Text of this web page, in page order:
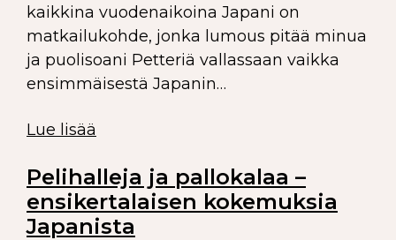
kaikkina vuodenaikoina Japani on
matkailukohde, jonka lumous pitää minua
ja puolisoani Petteriä vallassaan vaikka
ensimmäisestä Japanin…
Lue lisää
Pelihalleja ja pallokalaa –
ensikertalaisen kokemuksia
Japanista